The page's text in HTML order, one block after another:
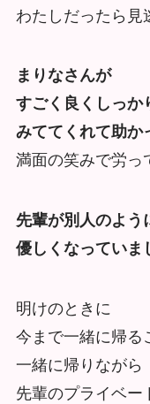
わたしだったら見
まりなさんが
すごく良くしっか
みててくれて助か
満面の笑みで労っ
先輩が別人のよう
優しくなっていま
明けのときに
今まで一緒に帰る
一緒に帰りながら
先輩のプライベー